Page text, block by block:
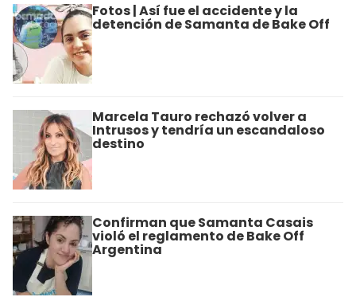
Fotos | Así fue el accidente y la
detención de Samanta de Bake Off
Marcela Tauro rechazó volver a
Intrusos y tendría un escandaloso
destino
Confirman que Samanta Casais
violó el reglamento de Bake Off
Argentina